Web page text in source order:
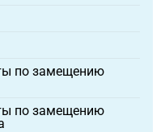
по замещению
по замещению